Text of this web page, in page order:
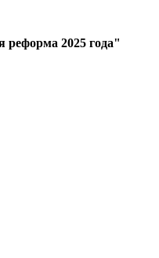
реформа 2025 года"